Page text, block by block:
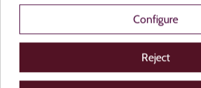
264145
PP Non Tissé Primeur 375+85+85x345 //100
Configure
Reject